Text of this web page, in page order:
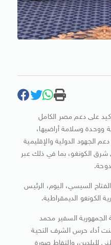
على دعم مصر الكامل
ووحدة وسلامة أراضيها،
الجهود الدولية والإقليمية
شرق الكونغو، بما في ذلك عبر
السيسي، اليوم، الرئيس
الديمقراطية.
السفير محمد
أداء حرس الشرف التحية